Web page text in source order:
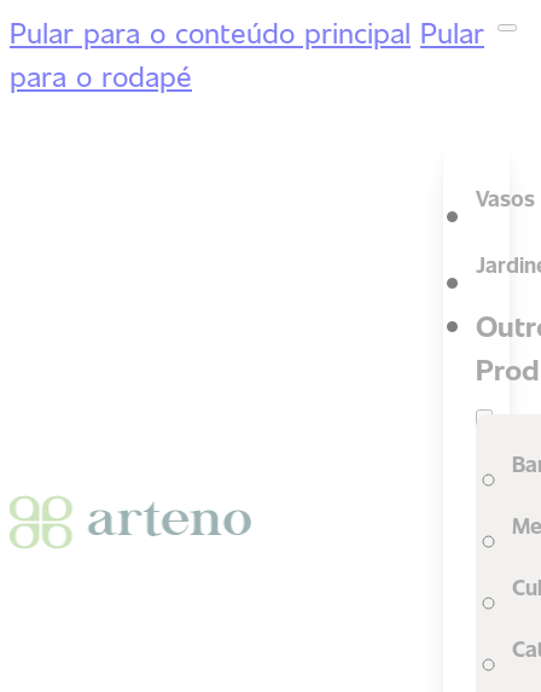
Pular para o conteúdo principal Pular
para o rodapé
Vasos